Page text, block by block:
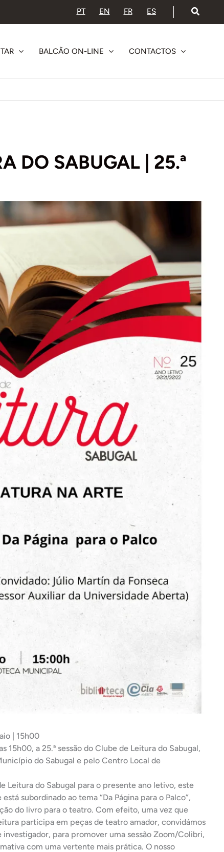
PT EN FR ES
BALCÃO ON-LINE CONTACTOS
DO SABUGAL | 25.ª
| 15h00
15h00, a 25.ª sessão do Clube de Leitura do Sabugal,
do Sabugal e pelo Centro Local de
Leitura do Sabugal para o presente ano letivo, este
subordinado ao tema “Da Página para o Palco”,
do livro para o teatro. Com efeito, uma vez que
participa em peças de teatro amador, convidámos
para promover uma sessão Zoom/Colibri,
com uma vertente mais prática. O nosso